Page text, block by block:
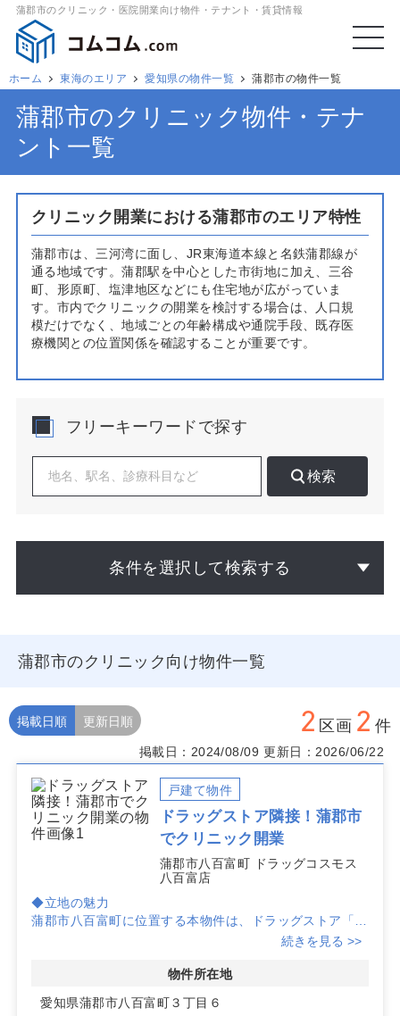
蒲郡市のクリニック・医院開業向け物件・テナント・賃貸情報
ホーム 東海のエリア 愛知県の物件一覧 蒲郡市の物件一覧
蒲郡市のクリニック物件・テナ
ント一覧
クリニック開業における蒲郡市のエリア特性
蒲郡市は、三河湾に面し、JR東海道本線と名鉄蒲郡線が
通る地域です。蒲郡駅を中心とした市街地に加え、三谷
町、形原町、塩津地区などにも住宅地が広がっていま
す。市内でクリニックの開業を検討する場合は、人口規
模だけでなく、地域ごとの年齢構成や通院手段、既存医
療機関との位置関係を確認することが重要です。
蒲郡市の人口は減少傾向にあり、高齢者の割合も比較的
咽喉科、皮膚科、在宅医療など、継続的な通院や生活に
身近な医療への需要を検討しやすいエリアといえます。
科や小児対応を含む診療科では、周辺の保育施設、学
校、住宅開発の状況を確認するとよいでしょう。診療圏
利用する商業施設に近いかなど、患者層に合わせた分析
が求められます。
クリニック物件を選ぶ際は、候補地周辺の人口分布、競
いやすい立地が評価されます。訪問診療を組み合わせる
く、診療圏調査と事業計画に適した立地かを総合的に検
討することが、蒲郡市での開業準備につながります。
の物件情報をご覧ください。ご希望の診療科や立地条件
に合う掲載のない物件についても、どうぞお気軽にご相
談ください。
フリーキーワードで探す
検索
条件を選択して検索する
蒲郡市のクリニック向け物件一覧
2 区画 2 件
掲載日順 更新日順
掲載日：2024/08/09 更新日：2026/06/22
戸建て物件
ドラッグストア隣接！蒲郡市
でクリニック開業
蒲郡市八百富町 ドラッグコスモス
八百富店
◆立地の魅力
蒲郡市八百富町に位置する本物件は、ドラッグストア「コ
スモス八百富店」の敷地内にあります。隣接するドラッグ
共有駐車場が98台分あり、患者様の来院時のアクセスが
続きを見る >>
物件所在地
愛知県蒲郡市八百富町３丁目６